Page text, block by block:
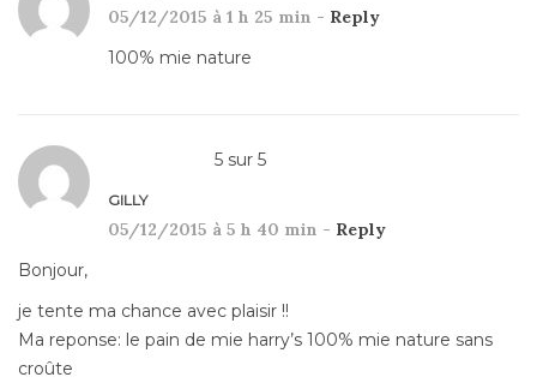
05/12/2015 à 1 h 25 min - Reply
100% mie nature
5 sur 5
GILLY
05/12/2015 à 5 h 40 min - Reply
Bonjour,
je tente ma chance avec plaisir !!
Ma reponse: le pain de mie harry’s 100% mie nature sans
croûte